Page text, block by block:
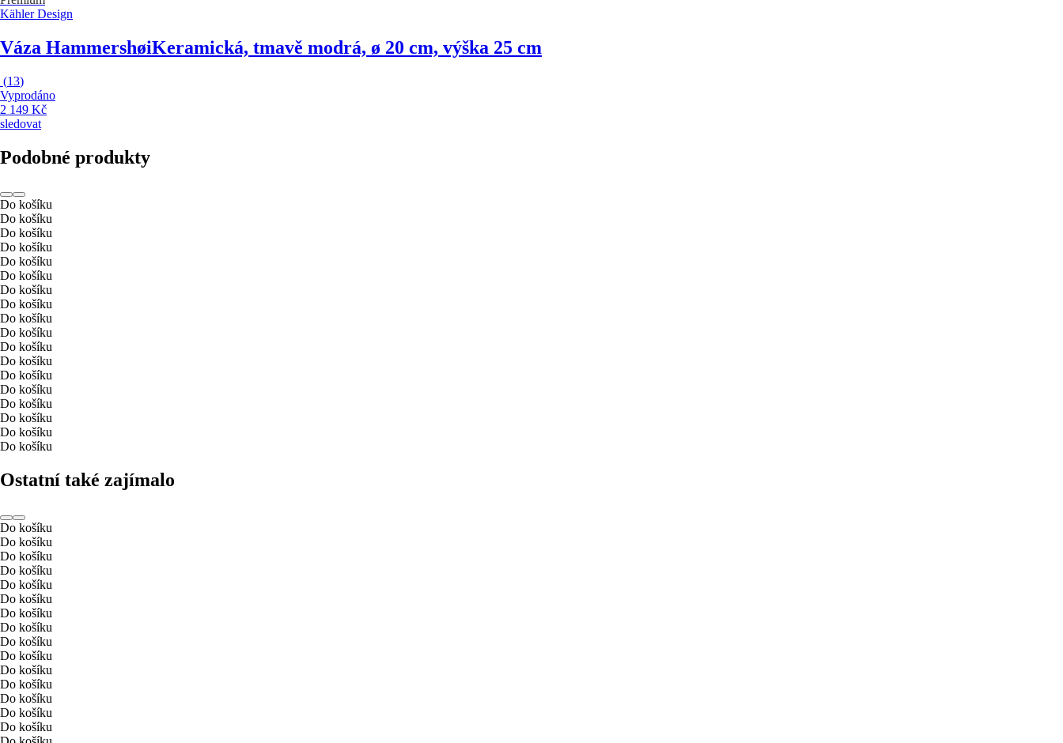
Kähler Design
Váza HammershøiKeramická, tmavě modrá, ø 20 cm, výška 25 cm
(13)
Vyprodáno
2 149 Kč
sledovat
Podobné produkty
Do košíku
Do košíku
Do košíku
Do košíku
Do košíku
Do košíku
Do košíku
Do košíku
Do košíku
Do košíku
Do košíku
Do košíku
Do košíku
Do košíku
Do košíku
Do košíku
Do košíku
Do košíku
Ostatní také zajímalo
Do košíku
Do košíku
Do košíku
Do košíku
Do košíku
Do košíku
Do košíku
Do košíku
Do košíku
Do košíku
Do košíku
Do košíku
Do košíku
Do košíku
Do košíku